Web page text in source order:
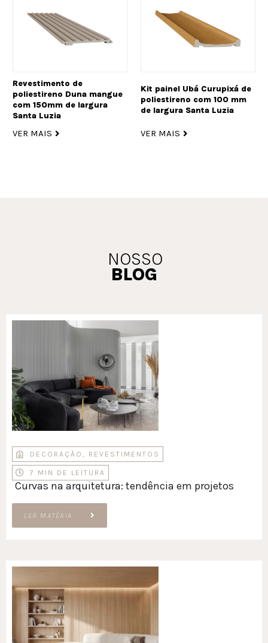
Revestimento de
poliestireno Duna mangue
com 150mm de largura
Santa Luzia
VER MAIS
Kit painel Ubá Curupixá de
poliestireno com 100 mm
de largura Santa Luzia
VER MAIS
NOSSO
BLOG
DECORAÇÃO , REVESTIMENTOS
7 MIN DE LEITURA
Curvas na arquitetura: tendência em projetos
LER MATÉRIA